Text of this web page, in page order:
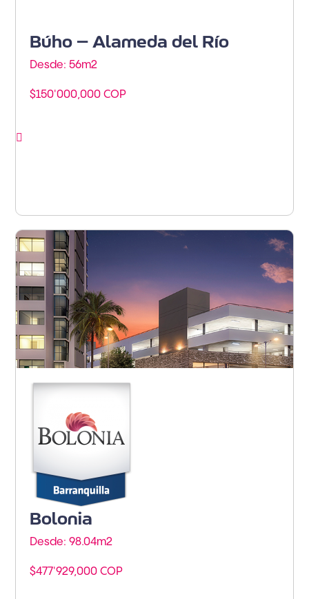
Búho – Alameda del Río
Desde: 56m2
$150'000,000 COP
Barranquilla - Miramar
Bolonia
Desde: 98.04m2
$477'929,000 COP